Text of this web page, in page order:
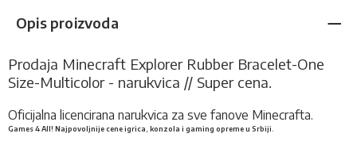
Opis proizvoda
Prodaja Minecraft Explorer Rubber Bracelet-One
Size-Multicolor - narukvica // Super cena.
Oficijalna licencirana narukvica za sve fanove Minecrafta.
Games 4 All! Najpovoljnije cene igrica, konzola i gaming opreme u Srbiji.